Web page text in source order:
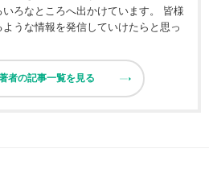
ろなところへ出かけています。 皆様
うな情報を発信していけたらと思っ
者の記事一覧を見る